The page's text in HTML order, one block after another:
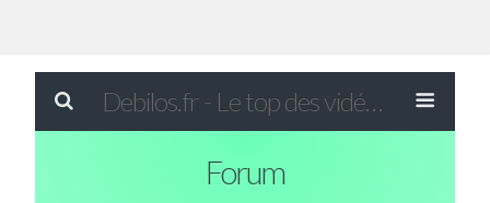
Debilos.fr - Le top des vidéos drôles du WEB !
Forum